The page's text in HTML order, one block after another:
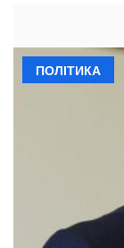
ПОЛІТИКА